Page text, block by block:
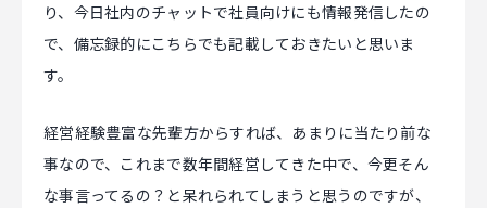
り、今日社内のチャットで社員向けにも情報発信したの
で、備忘録的にこちらでも記載しておきたいと思いま
す。
経営経験豊富な先輩方からすれば、あまりに当たり前な
事なので、これまで数年間経営してきた中で、今更そん
な事言ってるの？と呆れられてしまうと思うのですが、